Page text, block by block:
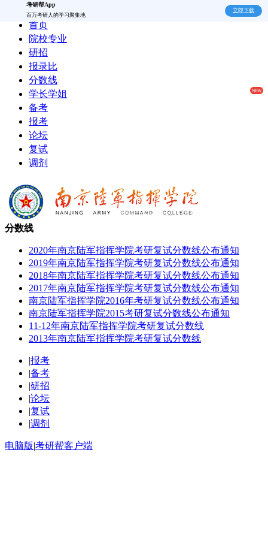
考研帮App
百万考研人的学习聚集地
立即下载
首页
院校专业
研招
报录比
分数线
学长学姐
备考
报考
论坛
复试
调剂
分数线
2020年南京陆军指挥学院考研复试分数线公布通知
2019年南京陆军指挥学院考研复试分数线公布通知
2018年南京陆军指挥学院考研复试分数线公布通知
2017年南京陆军指挥学院考研复试分数线公布通知
南京陆军指挥学院2016年考研复试分数线公布通知
南京陆军指挥学院2015考研复试分数线公布通知
11-12年南京陆军指挥学院考研复试分数线
2013年南京陆军指挥学院考研复试分数线
|报考
|备考
|研招
|论坛
|复试
|调剂
电脑版|考研帮客户端